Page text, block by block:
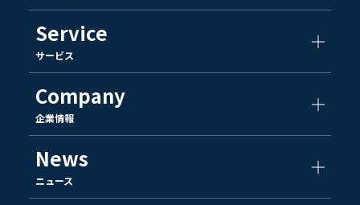
Service
サービス
Company
企業情報
News
ニュース